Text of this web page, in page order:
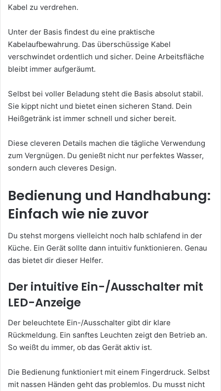
Kabel zu verdrehen.
Unter der Basis findest du eine praktische
Kabelaufbewahrung. Das überschüssige Kabel
verschwindet ordentlich und sicher. Deine Arbeitsfläche
bleibt immer aufgeräumt.
Selbst bei voller Beladung steht die Basis absolut stabil.
Sie kippt nicht und bietet einen sicheren Stand. Dein
Heißgetränk ist immer schnell und sicher bereit.
Diese cleveren Details machen die tägliche Verwendung
zum Vergnügen. Du genießt nicht nur perfektes Wasser,
sondern auch cleveres Design.
Bedienung und Handhabung:
Einfach wie nie zuvor
Du stehst morgens vielleicht noch halb schlafend in der
Küche. Ein Gerät sollte dann intuitiv funktionieren. Genau
das bietet dir dieser Helfer.
Der intuitive Ein-/Ausschalter mit
LED-Anzeige
Der beleuchtete Ein-/Ausschalter gibt dir klare
Rückmeldung. Ein sanftes Leuchten zeigt den Betrieb an.
So weißt du immer, ob das Gerät aktiv ist.
Die Bedienung funktioniert mit einem Fingerdruck. Selbst
mit nassen Händen geht das problemlos. Du musst nicht